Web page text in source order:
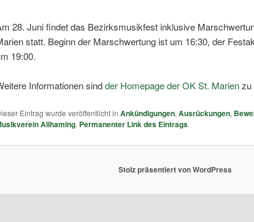
28. Juni findet das Bezirksmusikfest inklusive
statt. Beginn der Marschwertung ist um 16:30, der
19:00.
Informationen sindder Homepage der OK St. Marienzu
Eintrag wurde veröffentlicht in Ankündigungen,Ausrückungen,
Allhaming. Permanenter Link des Eintrags.
Stolz präsentiert von WordPress